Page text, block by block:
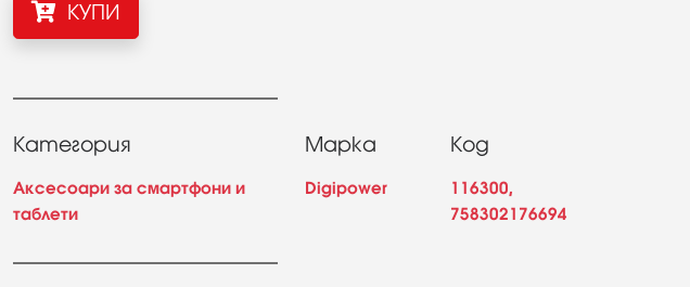
КУПИ
Категория
Аксесоари за смартфони и
таблети
Марка
Digipower
Код
116300,
758302176694